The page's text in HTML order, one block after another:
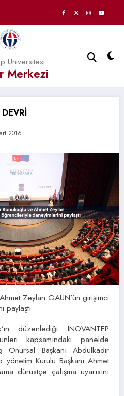
Üniversitesi
Merkezi
2016
Zeylan GAÜN’ün girişimci
paylaştı
düzenlediği INOVANTEP
kapsamındaki panelde
Onursal Başkanı Abdulkadir
Kurulu Başkanı Ahmet
dürüstçe çalışma uyarısını